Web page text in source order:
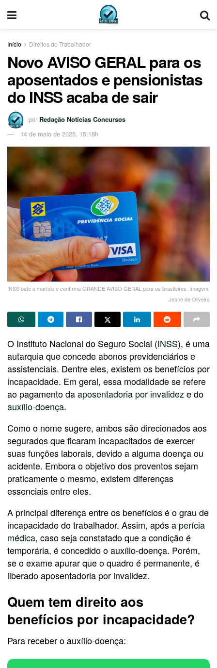
Início Direitos do Trabalhador
Novo AVISO GERAL para os
aposentados e pensionistas
do INSS acaba de sair
por Redação Notícias Concursos
14 de maio de 2025, 15:18h
INSS bate o martelo e confirma GRANDE AVISO GERAL para os brasileiros. Imagem:
Jeane de Oliveira
O Instituto Nacional do Seguro Social (INSS), é uma
autarquia que concede abonos previdenciários e
assistenciais. Dentre eles, existem os benefícios por
incapacidade. Em geral, essa modalidade se refere
ao pagamento daaposentadoria por invalideze do
auxílio-doença.
Como o nome sugere, ambos são direcionados aos
segurados que ficaram incapacitados de exercer
suas funções laborais, devido a alguma doença ou
acidente. Embora o objetivo dos proventos sejam
praticamente o mesmo, existem diferenças
essenciais entre eles.
A principal diferença entre os benefícios é o grau de
incapacidade do trabalhador. Assim, após a perícia
médica, caso seja constatado que a condição é
temporária, é concedido o auxílio-doença. Porém,
se o exame apurar que o quadro é permanente, é
liberado aposentadoria por invalidez.
Quem tem direito aos
benefícios por incapacidade?
Para receber o auxílio-doença: